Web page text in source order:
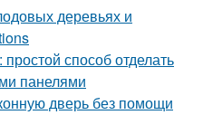
деревьях и
способ отделать
панелями
дверь без помощи